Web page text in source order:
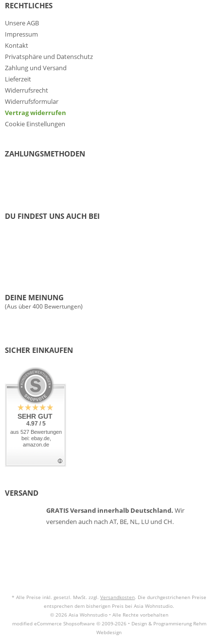
RECHTLICHES
Unsere AGB
Impressum
Kontakt
Privatsphäre und Datenschutz
Zahlung und Versand
Lieferzeit
Widerrufsrecht
Widerrufsformular
Vertrag widerrufen
Cookie Einstellungen
ZAHLUNGSMETHODEN
DU FINDEST UNS AUCH BEI
DEINE MEINUNG
(Aus über 400 Bewertungen)
SICHER EINKAUFEN
SEHR GUT
4.97 / 5
aus 527 Bewertungen
bei: ebay.de,
amazon.de
VERSAND
GRATIS Versand innerhalb Deutschland. Wir
versenden auch nach AT, BE, NL, LU und CH.
* Alle Preise inkl. gesetzl. MwSt. zzgl. Versandkosten. Die durchgestrichenen Preise
entsprechen dem bisherigen Preis bei Asia Wohnstudio.
© 2026 Asia Wohnstudio • Alle Rechte vorbehalten
modified eCommerce Shopsoftware © 2009-2026 • Design & Programmierung Rehm
Webdesign